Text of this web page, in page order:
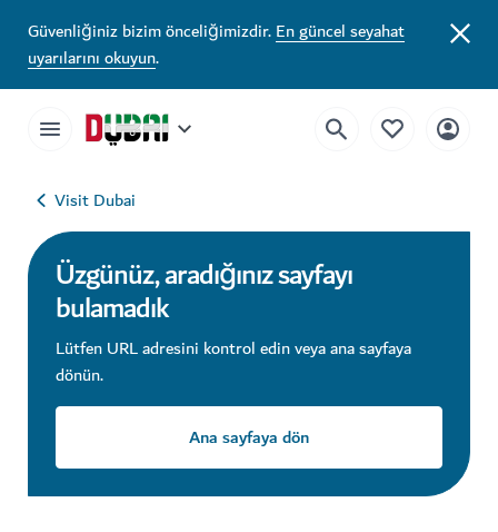
Güvenliğiniz bizim önceliğimizdir.En güncel seyahat
uyarılarını okuyun.
Visit Dubai
Üzgünüz, aradığınız sayfayı
bulamadık
Lütfen URL adresini kontrol edin veya ana sayfaya
dönün.
Ana sayfaya dön